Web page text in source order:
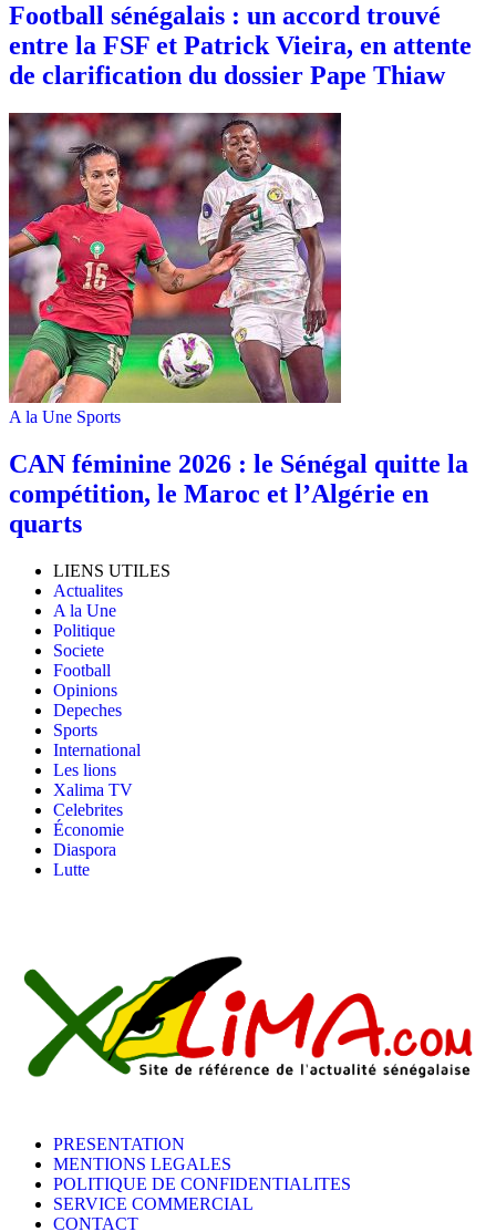
Football sénégalais : un accord trouvé
entre la FSF et Patrick Vieira, en attente
de clarification du dossier Pape Thiaw
A la Une Sports
‎CAN féminine 2026 : le Sénégal quitte la
compétition, le Maroc et l’Algérie en
quarts
LIENS UTILES
Actualites
A la Une
Politique
Societe
Football
Opinions
Depeches
Sports
International
Les lions
Xalima TV
Celebrites
Économie
Diaspora
Lutte
PRESENTATION
MENTIONS LEGALES
POLITIQUE DE CONFIDENTIALITES
SERVICE COMMERCIAL
CONTACT